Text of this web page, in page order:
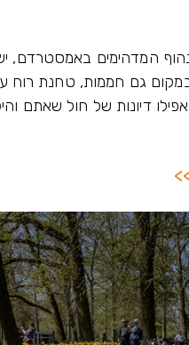
המדהימים באמסטרדם,
גם חממות, טחנת רוח
דיונות של חול שאתם